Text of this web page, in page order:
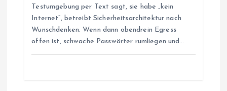
Testumgebung per Text sagt, sie habe „kein
Internet“, betreibt Sicherheitsarchitektur nach
Wunschdenken. Wenn dann obendrein Egress
offen ist, schwache Passwörter rumliegen und…